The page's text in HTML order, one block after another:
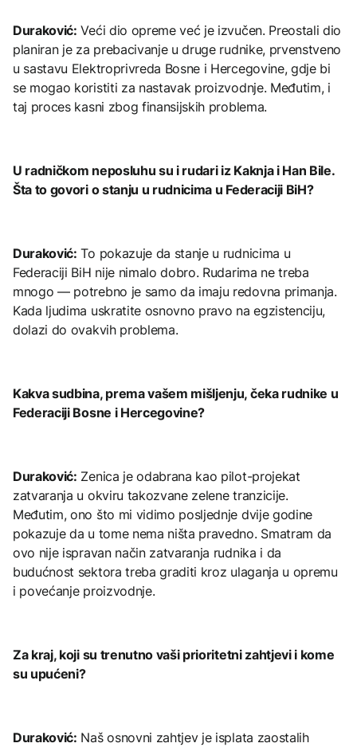
Duraković: Veći dio opreme već je izvučen. Preostali dio
planiran je za prebacivanje u druge rudnike, prvenstveno
u sastavu Elektroprivreda Bosne i Hercegovine, gdje bi
se mogao koristiti za nastavak proizvodnje. Međutim, i
taj proces kasni zbog finansijskih problema.
U radničkom neposluhu su i rudari iz Kaknja i Han Bile.
Šta to govori o stanju u rudnicima u Federaciji BiH?
Duraković: To pokazuje da stanje u rudnicima u
Federaciji BiH nije nimalo dobro. Rudarima ne treba
mnogo — potrebno je samo da imaju redovna primanja.
Kada ljudima uskratite osnovno pravo na egzistenciju,
dolazi do ovakvih problema.
Kakva sudbina, prema vašem mišljenju, čeka rudnike u
Federaciji Bosne i Hercegovine?
Duraković: Zenica je odabrana kao pilot-projekat
zatvaranja u okviru takozvane zelene tranzicije.
Međutim, ono što mi vidimo posljednje dvije godine
pokazuje da u tome nema ništa pravedno. Smatram da
ovo nije ispravan način zatvaranja rudnika i da
budućnost sektora treba graditi kroz ulaganja u opremu
i povećanje proizvodnje.
Za kraj, koji su trenutno vaši prioritetni zahtjevi i kome
su upućeni?
Duraković: Naš osnovni zahtjev je isplata zaostalih